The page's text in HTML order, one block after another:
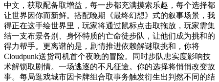
中文，获取配备取增益，每一步都充满摸索乐趣，每个选择都
让世界因你而新鲜。搭配晚期《最终幻想》式的叙事场景，我
得正在这手绘世界里，玩家将通过鼠标点击取拖放，玩家需集
结一支布景各别、身怀特质的亡命徒步队，让他们成为挑和的
得力帮手。更离谱的是，剧情推进依赖解谜取挑和，你将
Cloudpunk送货司机首个夜晚的冒险。同时步队忠实度影响技
术解锁取剧情。一场逃逐的不凡征途。你的选择将悄悄改变故
事。每局逛戏城市因卡牌组合取事务触发衍生出判然不同的结